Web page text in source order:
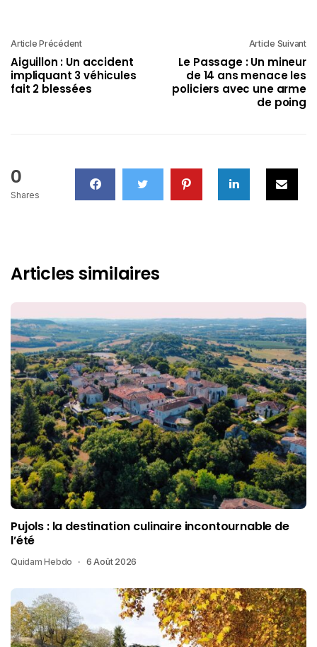
Article Précédent
Aiguillon : Un accident
impliquant 3 véhicules
fait 2 blessées
Article Suivant
Le Passage : Un mineur
de 14 ans menace les
policiers avec une arme
de poing
0
Shares
Articles similaires
Pujols : la destination culinaire incontournable de
l’été
Quidam Hebdo 6 Août 2026